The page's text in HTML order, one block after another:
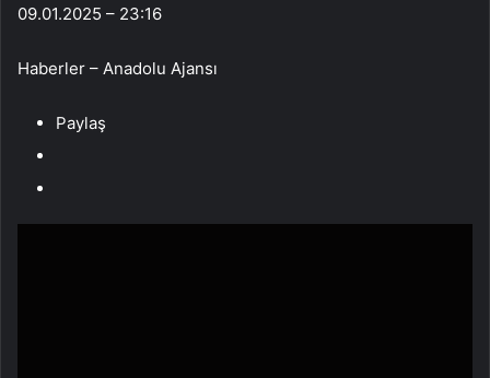
09.01.2025 – 23:16
Haberler – Anadolu Ajansı
Paylaş